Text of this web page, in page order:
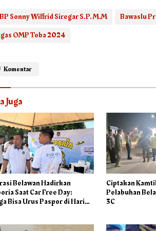
Sonny Wilfrid Siregar S.P. M.M Bawaslu
OMP Toba 2024
Komentar
Juga
Belawan Hadirkan
Saat Car Free Day:
Bisa Urus Paspor di Hari
Ciptakan
Pelabuhan
3C